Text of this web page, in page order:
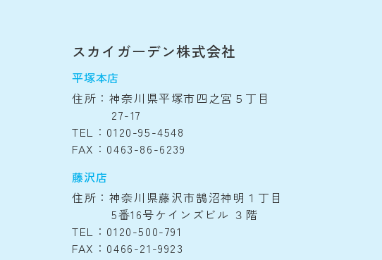
スカイガーデン株式会社
平塚本店
住所：神奈川県平塚市四之宮５丁目
27-17
TEL：0120-95-4548
FAX：0463-86-6239
藤沢店
住所：神奈川県藤沢市鵠沼神明１丁目
5番16号ケインズビル ３階
TEL：0120-500-791
FAX：0466-21-9923